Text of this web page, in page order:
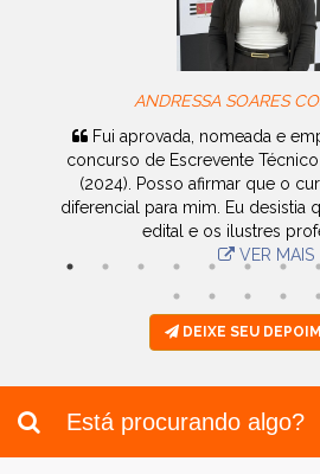
ANDRESSA SOARES
Fui aprovada, nomeada e
concurso de Escrevente
(2024). Posso afirmar que o
diferencial para mim. Eu desistia
edital e os ilustres
VER MAIS
DEIXE SEU